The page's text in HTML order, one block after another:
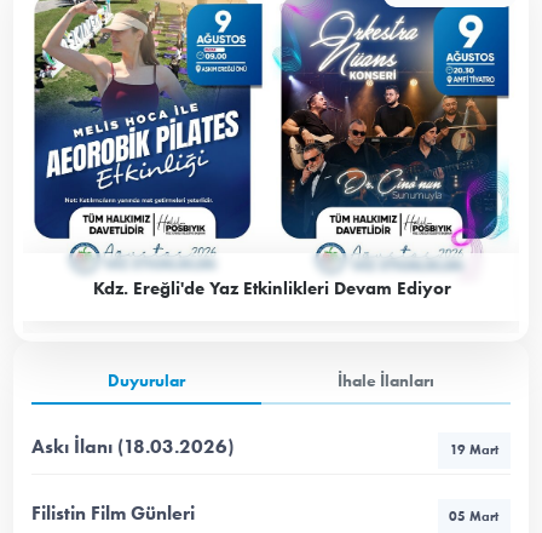
Kdz. Ereğli'de Yaz Etkinlikleri Devam Ediyor
Duyurular İhale İlanları
Askı İlanı (18.03.2026) 19 Mart
Filistin Film Günleri 05 Mart